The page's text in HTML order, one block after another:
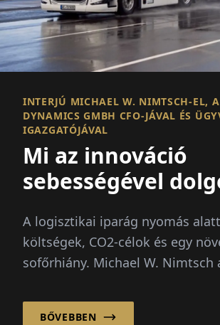
INTERJÚ MICHAEL W. NIMTSCH-EL,
DYNAMICS GMBH CFO-JÁVAL ÉS
IGAZGATÓJÁVAL
Mi az innováció
sebességével
nem
A logisztikai iparág nyomás
költségek, CO2-célok és egy
sofőrhiány. Michael W. Nimtsch
BŐVEBBEN